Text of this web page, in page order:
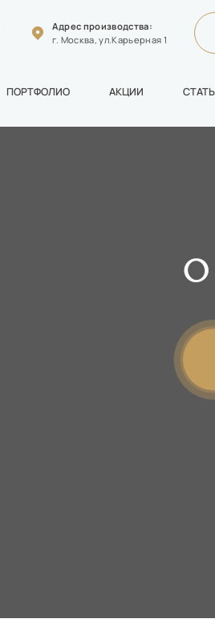
Адрес производства:
г. Москва, ул.Карьерная 1
ПОРТФОЛИО АКЦИИ
О